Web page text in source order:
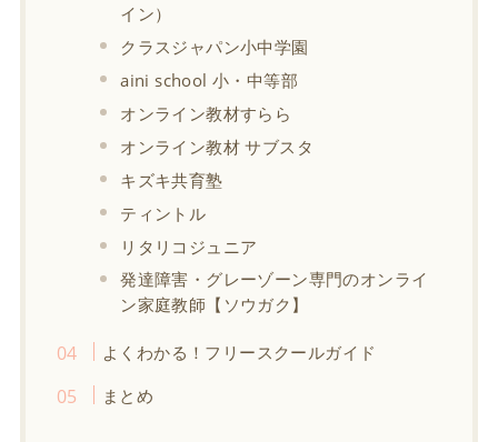
イン）
クラスジャパン小中学園
aini school 小・中等部
オンライン教材すらら
オンライン教材 サブスタ
キズキ共育塾
ティントル
リタリコジュニア
発達障害・グレーゾーン専門のオンライ
ン家庭教師【ソウガク】
よくわかる！フリースクールガイド
まとめ